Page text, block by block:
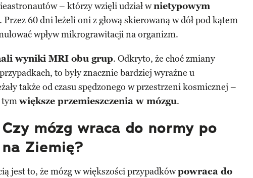
– którzy wzięli udział wnietypowym
. Przez 60 dni leżeli oni z głową skierowaną w dół pod kątem
wpływ mikrograwitacji na organizm.
wyniki MRI obu grup. Odkryto, że choć zmiany
to były znacznie bardziej wyraźne u
także od czasu spędzonego w przestrzeni kosmicznej –
tymwiększe przemieszczenia w mózgu.
mózg wraca do normy po
Ziemię?
jest to, że mózg w większości przypadkówpowraca do